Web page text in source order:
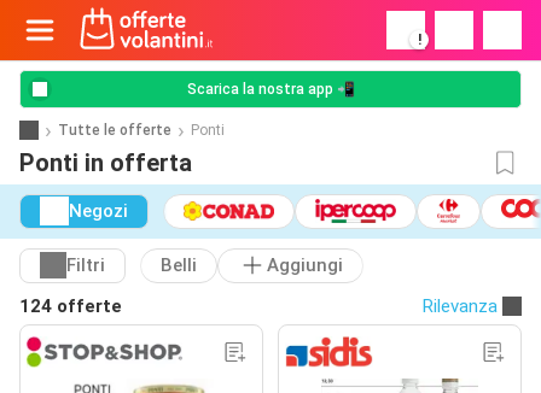
!
Scarica la nostra app 📲
Tutte le offerte Ponti
Ponti in offerta
Negozi
Filtri Belli
Aggiungi
124 offerte
Rilevanza